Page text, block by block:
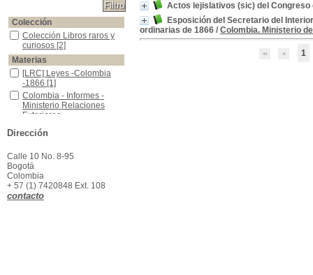
Actos lejislativos (sic) del Congreso
Esposición del Secretario del
ordinarias de 1866 / Colombia. Ministerio
1
Colección
Colección Libros raros y curiosos
Colección Libros raros y
curiosos [2]
Materias
[LRC] Leyes -Colombia -1866
[LRC] Leyes -Colombia
-1866 [1]
Colombia - Informes - Ministerio Relaciones Exteriores - 1860,1861,1866 -68
Colombia - Informes -
Ministerio Relaciones
Exteriores -
Información pública oficial - Colombia, 1860,1861,1866-68
Información pública oficial
1860,1861,1866-68
Memorias -Colombia - Relaciones Exteriores - 1860, 1861,1866-68
Memorias -Colombia -
Relaciones Exteriores -
1860, 1861,1866-68[1]
Dirección
Calle 10 No. 8-95
Bogotá
Colombia
+ 57 (1) 7420848 Ext. 108
contacto